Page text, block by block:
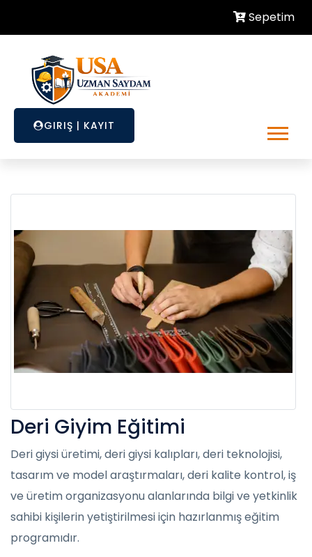
Sepetim
GIRIŞ | KAYIT
Deri Giyim Eğitimi
Deri giysi üretimi, deri giysi kalıpları, deri teknolojisi,
tasarım ve model araştırmaları, deri kalite kontrol, iş
ve üretim organizasyonu alanlarında bilgi ve yetkinlik
sahibi kişilerin yetiştirilmesi için hazırlanmış eğitim
programıdır.